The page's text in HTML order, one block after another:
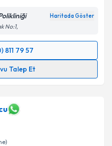
kabul ediyorum.
Gönder
Haritada Göster
No:1,
811 79 57
Talep Et
posta ile bilgilendireceğiz.